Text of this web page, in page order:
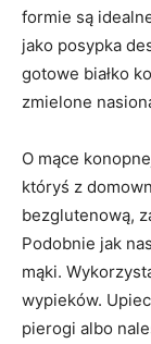
formie są
jako posypka
gotowe białko
zmielone
O mące
któryś z
bezglutenową,
Podobnie jak
mąki.
wypieków.
pierogi albo